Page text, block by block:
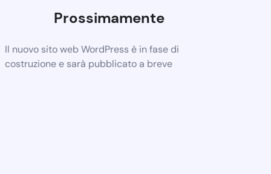
Prossimamente
Il nuovo sito web WordPress è in fase di
costruzione e sarà pubblicato a breve